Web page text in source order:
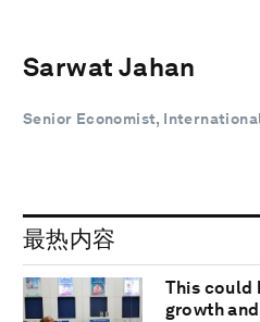
Sarwat Jahan
Senior Economist,
最热内容
This could
growth